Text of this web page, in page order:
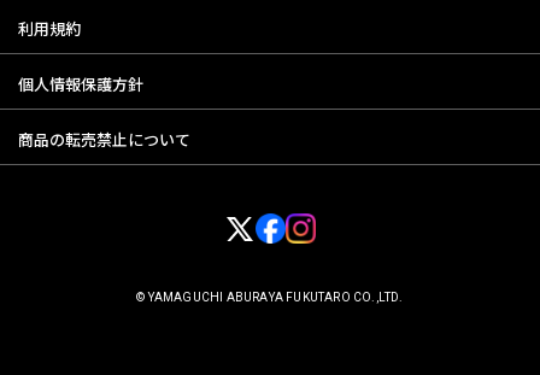
利用規約
個人情報保護方針
商品の転売禁止について
© YAMAGUCHI ABURAYA FUKUTARO CO.,LTD.